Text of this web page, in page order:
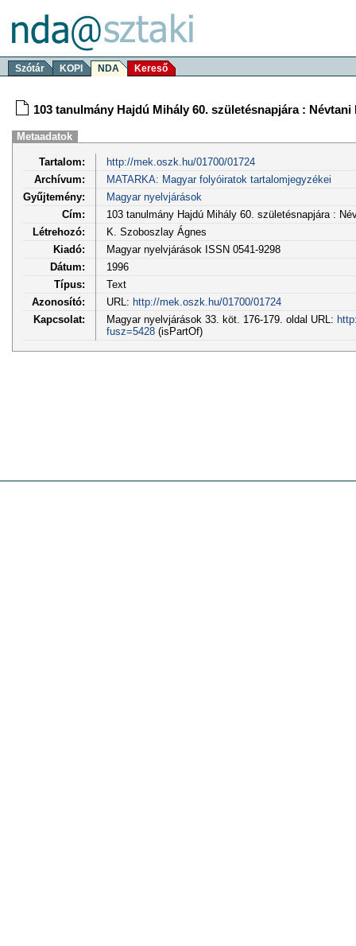
Szótár KOPI NDA Kereső
103 tanulmány Hajdú Mihály 60. születésnapjára : Névtani
Metaadatok
Tartalom:
http://mek.oszk.hu/01700/01724
Archívum:
MATARKA: Magyar folyóiratok tartalomjegyzékei
Gyűjtemény:
Magyar nyelvjárások
Cím:
103 tanulmány Hajdú Mihály 60. születésnapjára :
Létrehozó:
K. Szoboszlay Ágnes
Kiadó:
Magyar nyelvjárások ISSN 0541-9298
Dátum:
1996
Típus:
Text
Azonosító:
URL: http://mek.oszk.hu/01700/01724
Kapcsolat:
Magyar nyelvjárások 33. köt. 176-179. oldal URL:
fusz=5428(isPartOf)